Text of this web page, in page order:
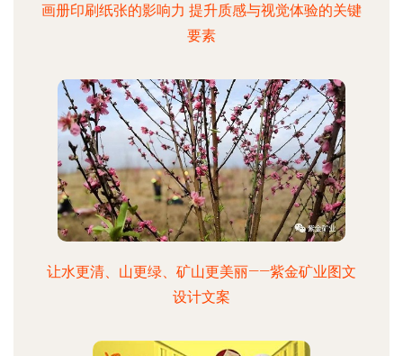
画册印刷纸张的影响力 提升质感与视觉体验的关键
要素
让水更清、山更绿、矿山更美丽——紫金矿业图文
设计文案